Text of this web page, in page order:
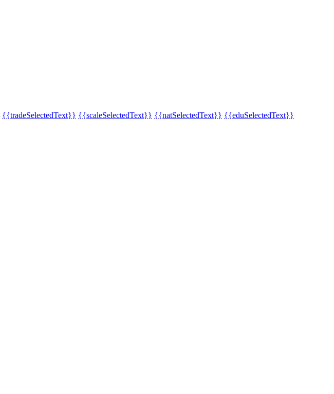
{{tradeSelectedText}} {{scaleSelectedText}} {{natSelectedText}} {{eduSelectedText}}